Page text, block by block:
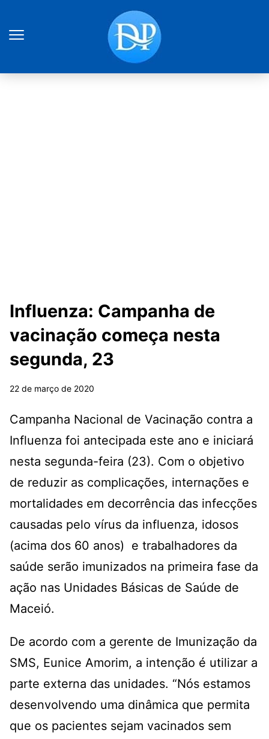
Influenza: Campanha de
vacinação começa nesta
segunda, 23
22 de março de 2020
Campanha Nacional de Vacinação contra a
Influenza foi antecipada este ano e iniciará
nesta segunda-feira (23). Com o objetivo
de reduzir as complicações, internações e
mortalidades em decorrência das infecções
causadas pelo vírus da influenza, idosos
(acima dos 60 anos) e trabalhadores da
saúde serão imunizados na primeira fase da
ação nas Unidades Básicas de Saúde de
Maceió.
De acordo com a gerente de Imunização da
SMS, Eunice Amorim, a intenção é utilizar a
parte externa das unidades. “Nós estamos
desenvolvendo uma dinâmica que permita
que os pacientes sejam vacinados sem